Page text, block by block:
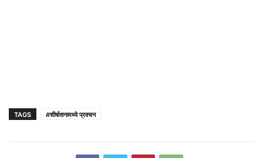
TAGS #शीर्षासनामध्ये प्रवचन